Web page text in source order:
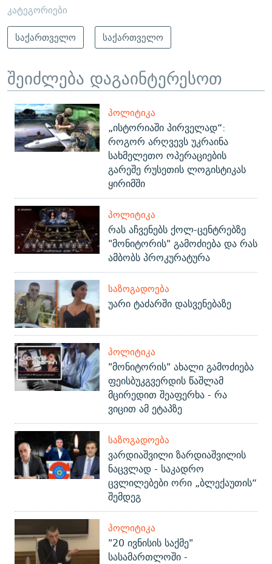
კატეგორიები
საქართველო
საქართველო
შეიძლება დაგაინტერესოთ
ᲞᲝᲚᲘᲢᲘᲙᲐ
„ისტორიაში პირველად“:
როგორ არღვევს უკრაინა
სახმელეთო ოპერაციების
გარეშე რუსეთის ლოგისტიკას
ყირიმში
ᲞᲝᲚᲘᲢᲘᲙᲐ
რას აჩვენებს ქოლ-ცენტრებზე
"მონიტორის" გამოძიება და რას
ამბობს პროკურატურა
ᲡᲐᲖᲝᲒᲐᲓᲝᲔᲑᲐ
უარი ტაძარში დასვენებაზე
ᲞᲝᲚᲘᲢᲘᲙᲐ
"მონიტორის" ახალი გამოძიება
ფეისბუკგვერდის წაშლამ
მცირედით შეაფერხა - რა
ვიცით ამ ეტაპზე
ᲡᲐᲖᲝᲒᲐᲓᲝᲔᲑᲐ
ვარდიაშვილი ზარდიაშვილის
ნაცვლად - საკადრო
ცვლილებები ორი „ბლექაუთის“
შემდეგ
ᲞᲝᲚᲘᲢᲘᲙᲐ
"20 ივნისის საქმე"
სასამართლოში -